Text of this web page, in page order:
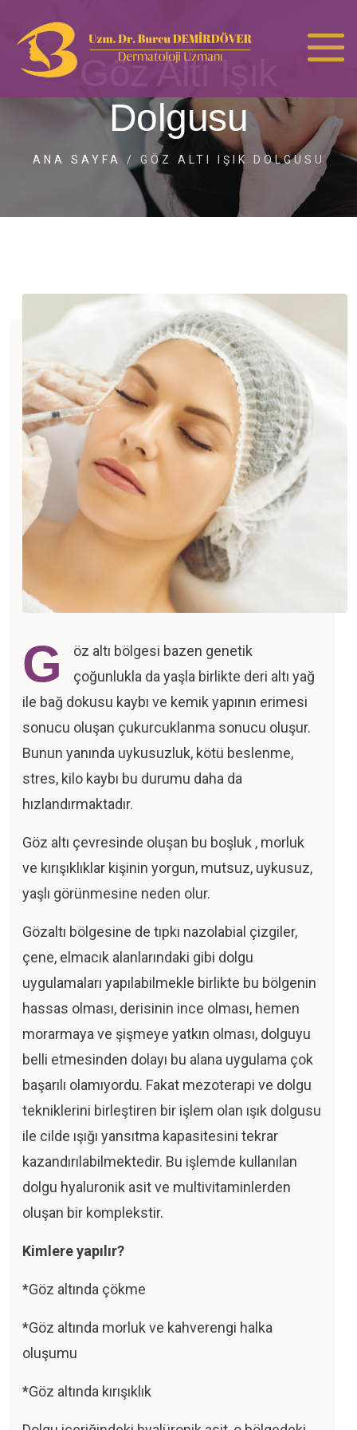
Göz Altı Işık
Dolgusu
ANA SAYFA / GÖZ ALTI IŞIK DOLGUSU
G
öz altı bölgesi bazen genetik
çoğunlukla da yaşla birlikte deri altı yağ
ile bağ dokusu kaybı ve kemik yapının erimesi
sonucu oluşan çukurcuklanma sonucu oluşur.
Bunun yanında uykusuzluk, kötü beslenme,
stres, kilo kaybı bu durumu daha da
hızlandırmaktadır.
Göz altı çevresinde oluşan bu boşluk , morluk
ve kırışıklıklar kişinin yorgun, mutsuz, uykusuz,
yaşlı görünmesine neden olur.
Gözaltı bölgesine de tıpkı nazolabial çizgiler,
çene, elmacık alanlarındaki gibi dolgu
uygulamaları yapılabilmekle birlikte bu bölgenin
hassas olması, derisinin ince olması, hemen
morarmaya ve şişmeye yatkın olması, dolguyu
belli etmesinden dolayı bu alana uygulama çok
başarılı olamıyordu. Fakat mezoterapi ve dolgu
tekniklerini birleştiren bir işlem olan ışık dolgusu
ile cilde ışığı yansıtma kapasitesini tekrar
kazandırılabilmektedir. Bu işlemde kullanılan
dolgu hyaluronik asit ve multivitaminlerden
oluşan bir komplekstir.
Kimlere yapılır?
*Göz altında çökme
*Göz altında morluk ve kahverengi halka
oluşumu
*Göz altında kırışıklık